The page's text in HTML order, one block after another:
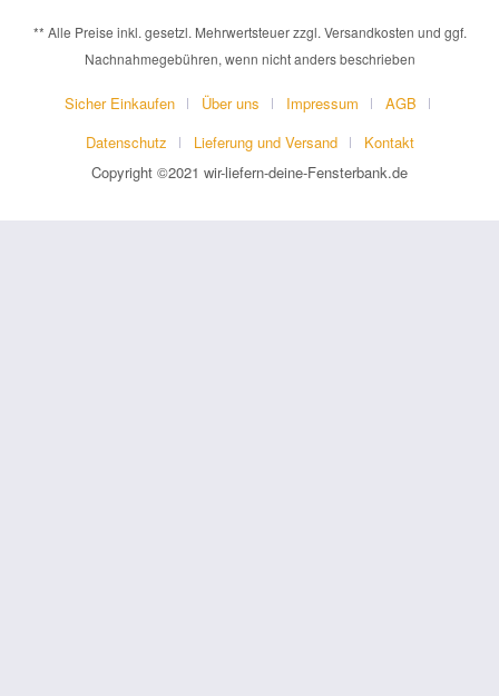
** Alle Preise inkl. gesetzl. Mehrwertsteuer zzgl. Versandkosten und ggf.
Nachnahmegebühren, wenn nicht anders beschrieben
Sicher Einkaufen Über uns Impressum
AGB
Datenschutz
Lieferung und Versand
Kontakt
Copyright ©2021 wir-liefern-deine-Fensterbank.de